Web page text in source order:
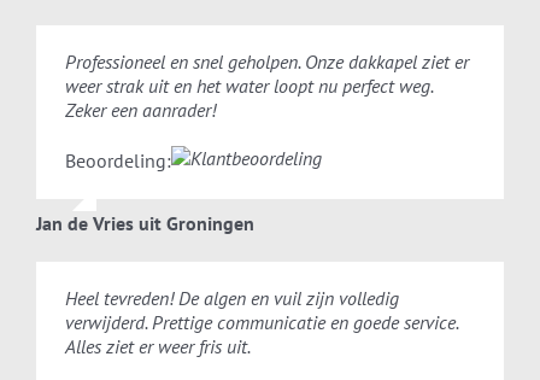
Professioneel en snel geholpen. Onze dakkapel ziet er
weer strak uit en het water loopt nu perfect weg.
Zeker een aanrader!
Beoordeling:
Jan de Vries uit Groningen
Heel tevreden! De algen en vuil zijn volledig
verwijderd. Prettige communicatie en goede service.
Alles ziet er weer fris uit.